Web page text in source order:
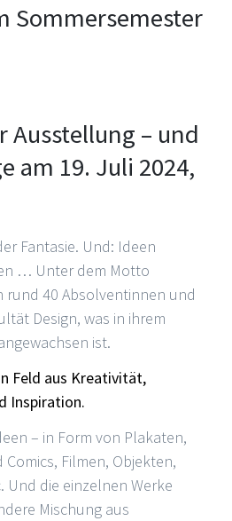
Sommersemester
Ausstellung – und
am 19. Juli 2024,
Fantasie. Und: Ideen
… Unter dem Motto
rund 40 Absolventinnen und
Design, was in ihrem
ist.
Feld aus Kreativität,
Inspiration.
– in Form von Plakaten,
Filmen, Objekten,
Und die einzelnen Werke
Mischung aus